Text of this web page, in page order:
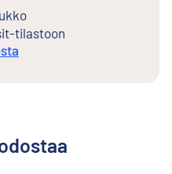
tilastoon